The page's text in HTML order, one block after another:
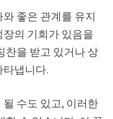
좋은 관계를 유지
의 기회가 있음을
찬을 받고 있거나 상
타냅니다.
수도 있고, 이러한